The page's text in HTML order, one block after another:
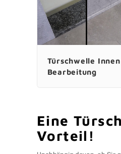
Türschwelle
Bearbeitung
Eine
Vorteil!